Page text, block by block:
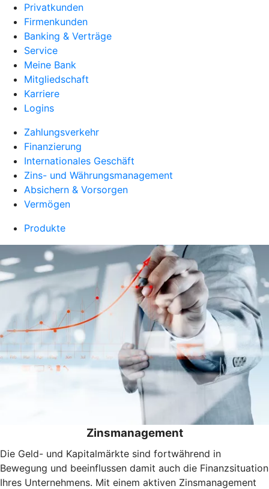
Privatkunden
Firmenkunden
Banking & Verträge
Service
Meine Bank
Mitgliedschaft
Karriere
Logins
Zahlungsverkehr
Finanzierung
Internationales Geschäft
Zins- und Währungsmanagement
Absichern & Vorsorgen
Vermögen
Produkte
Zinsmanagement
Die Geld- und Kapitalmärkte sind fortwährend in
Bewegung und beeinflussen damit auch die Finanzsituation
Ihres Unternehmens. Mit einem aktiven Zinsmanagement